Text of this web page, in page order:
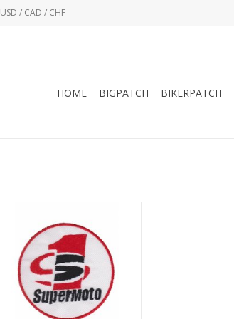
USD / CAD / CHF
HOME BIGPATCH BIKERPATCH
TOEVOEGEN AAN WINKELWAGEN